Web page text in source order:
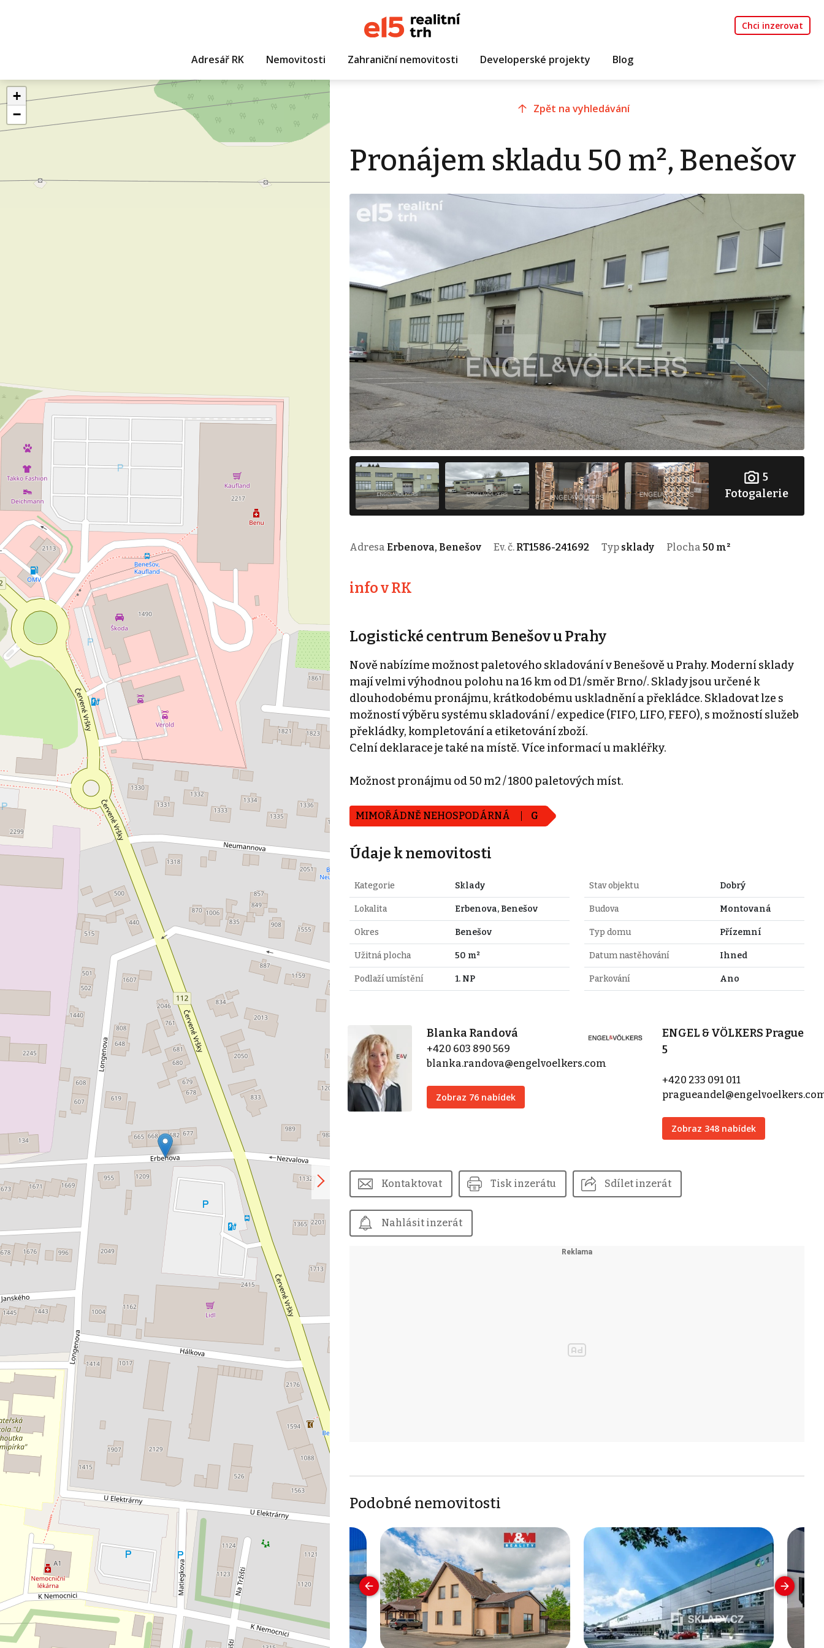
Chci inzerovat
Adresář RK Nemovitosti Zahraniční nemovitosti Developerské projekty Blog
+
−
Zpět na vyhledávání
Pronájem skladu 50 m², Benešov
5
Fotogalerie
Adresa Erbenova, Benešov Ev. č. RT1586-241692 Typ sklady Plocha 50 m²
info v RK
Logistické centrum Benešov u Prahy
Nově nabízíme možnost paletového skladování v Benešově u Prahy. Moderní sklady
mají velmi výhodnou polohu na 16 km od D1 /směr Brno/. Sklady jsou určené k
dlouhodobému pronájmu, krátkodobému uskladnění a překládce. Skladovat lze s
možností výběru systému skladování / expedice (FIFO, LIFO, FEFO), s možností služeb
překládky, kompletování a etiketování zboží.
Celní deklarace je také na místě. Více informací u makléřky.
Možnost pronájmu od 50 m2 / 1800 paletových míst.
MIMOŘÁDNĚ NEHOSPODÁRNÁ G
Údaje k nemovitosti
Kategorie Sklady
Lokalita Erbenova, Benešov
Okres Benešov
Užitná plocha 50 m²
Podlaží umístění 1. NP
Stav objektu Dobrý
Budova Montovaná
Typ domu Přízemní
Datum nastěhování Ihned
Parkování Ano
Blanka Randová
+420 603 890 569
blanka.randova@engelvoelkers.com
Zobraz 76 nabídek
ENGEL & VÖLKERS Prague
5
+420 233 091 011
Zobraz 348 nabídek
Kontaktovat Tisk inzerátu Sdílet inzerát
Nahlásit inzerát
Podobné nemovitosti